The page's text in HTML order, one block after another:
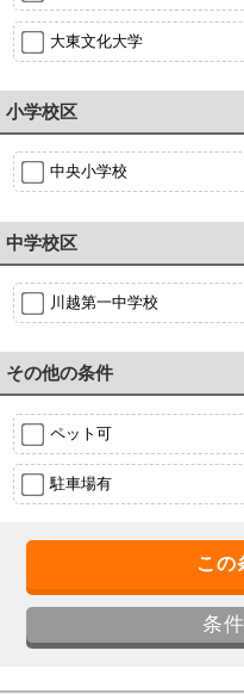
大東文化大学
小学校区
中央小学校
中学校区
川越第一中学校
その他の条件
ペット可
駐車場有